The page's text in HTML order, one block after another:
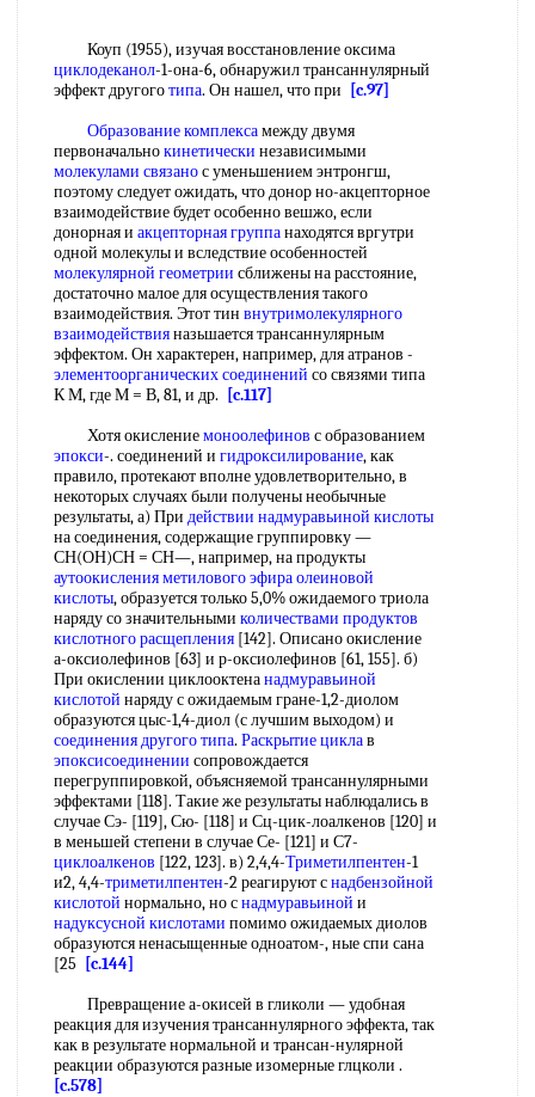
Коуп (1955), изучая восстановление оксима
циклодеканол-1-она-6, обнаружил трансаннулярный
эффект другоготипа. Он нашел, что при
[c.97]
Образование комплексамежду двумя
первоначальнокинетически независимыми
молекулами связанос уменьшением энтронгш,
поэтому следует ожидать, что донор но-акцепторное
взаимодействие будет особенно вешжо, если
донорная и акцепторная группанаходятся вргутри
одной молекулы и вследствие особенностей
молекулярной геометрии сближены на расстояние,
достаточно малое для осуществления такого
взаимодействия. Этот тин внутримолекулярного
взаимодействияназьшается трансаннулярным
эффектом. Он характерен, например, для атранов -
элементоорганических соединений со связями типа
К М, где М = В, 81, и др.
[c.117]
Хотя окислениемоноолефинов с образованием
эпокси-. соединений и гидроксилирование, как
правило, протекают вполне удовлетворительно, в
некоторых случаях были получены необычные
результаты, а) При действии надмуравьиной кислоты
на соединения, содержащие группировку —
СН(ОН)СН = СН—, например, на продукты
аутоокисленияметилового эфира олеиновой
кислоты, образуется только 5,0% ожидаемого триола
наряду со значительными количествами продуктов
кислотного расщепления [142]. Описано окисление
а-оксиолефинов [63] и р-оксиолефинов [61, 155]. б)
При окислении циклооктенанадмуравьиной
кислотой наряду с ожидаемым гране-1,2-диолом
образуются цыс-1,4-диол (с лучшим выходом) и
соединения другого типа. Раскрытие циклав
эпоксисоединении сопровождается
перегруппировкой, объясняемой трансаннулярными
эффектами [118]. Такие же результаты наблюдались в
случае Сэ- [119], Сю- [118] и Сц-цик-лоалкенов [120] и
в меньшей степени в случае Се- [121] и С7-
циклоалкенов [122, 123]. в) 2,4,4-Триметилпентен-1
и2, 4,4-триметилпентен-2 реагируют снадбензойной
кислотой нормально, но снадмуравьиной и
надуксусной кислотами помимо ожидаемых диолов
образуются ненасыщенные одноатом-, ные спи сана
[25
[c.144]
Превращение а-окисей в гликоли — удобная
реакция для изучения трансаннулярного эффекта, так
как в результате нормальной и трансан-нулярной
реакции образуются разные изомерные глцколи .
[c.578]